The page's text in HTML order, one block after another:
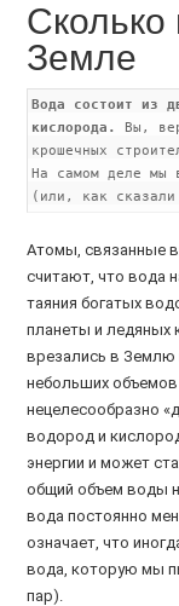
Земле
Вода состоит из
кислорода. Вы,
крошечных
На самом деле мы
(или, как
Атомы, связанные
считают, что вода
таяния богатых
планеты и ледяных
врезались в Землю
небольших
нецелесообразно
водород и
энергии и может
общий объем воды
вода постоянно
означает, что
вода, которую мы
пар).